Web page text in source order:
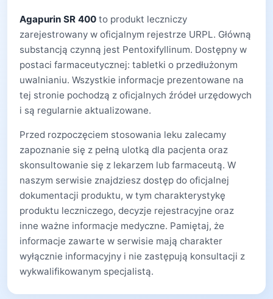
Agapurin SR 400 to produkt leczniczy
zarejestrowany w oficjalnym rejestrze URPL. Główną
substancją czynną jest Pentoxifyllinum. Dostępny w
postaci farmaceutycznej: tabletki o przedłużonym
uwalnianiu. Wszystkie informacje prezentowane na
tej stronie pochodzą z oficjalnych źródeł urzędowych
i są regularnie aktualizowane.
Przed rozpoczęciem stosowania leku zalecamy
zapoznanie się z pełną ulotką dla pacjenta oraz
skonsultowanie się z lekarzem lub farmaceutą. W
naszym serwisie znajdziesz dostęp do oficjalnej
dokumentacji produktu, w tym charakterystykę
produktu leczniczego, decyzje rejestracyjne oraz
inne ważne informacje medyczne. Pamiętaj, że
informacje zawarte w serwisie mają charakter
wyłącznie informacyjny i nie zastępują konsultacji z
wykwalifikowanym specjalistą.